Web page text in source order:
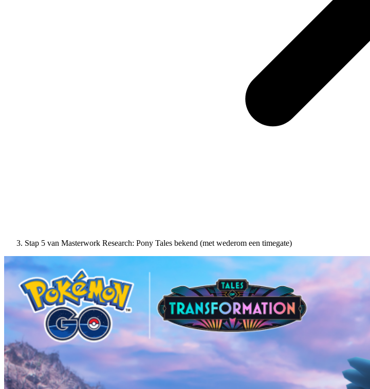
Stap 5 van Masterwork Research: Pony Tales bekend (met wederom een timegate)